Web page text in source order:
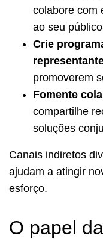
colabore com
ao seu
Crie
promoverem
Fomente
compartilhe
soluções
Canais indiretos
ajudam a atingir
esforço.
O papel